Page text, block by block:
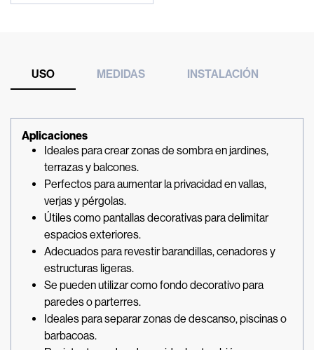
USO MEDIDAS INSTALACIÓN
Aplicaciones
Ideales para crear zonas de sombra en jardines,
terrazas y balcones.
Perfectos para aumentar la privacidad en vallas,
verjas y pérgolas.
Útiles como pantallas decorativas para delimitar
espacios exteriores.
Adecuados para revestir barandillas, cenadores y
estructuras ligeras.
Se pueden utilizar como fondo decorativo para
paredes o parterres.
Ideales para separar zonas de descanso, piscinas o
barbacoas.